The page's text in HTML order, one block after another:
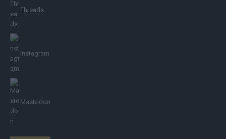
Threads
Instagram
Mastodon